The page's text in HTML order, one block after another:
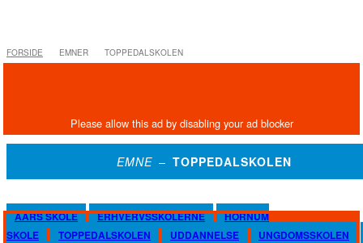
FORSIDE EMNER TOPPEDALSKOLEN
EMNE – TOPPEDALSKOLEN
AARS SKOLE ERHVERVSSKOLERNE
HORNUM
SKOLE
TOPPEDALSKOLEN UDDANNELSE
UNGDOMSSKOLEN